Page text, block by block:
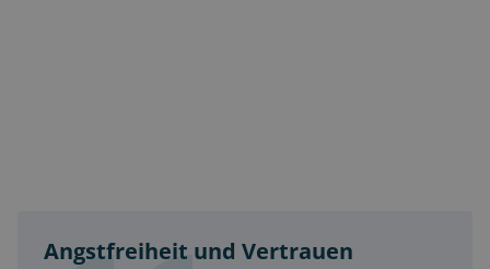
Angstfreiheit und Vertrauen